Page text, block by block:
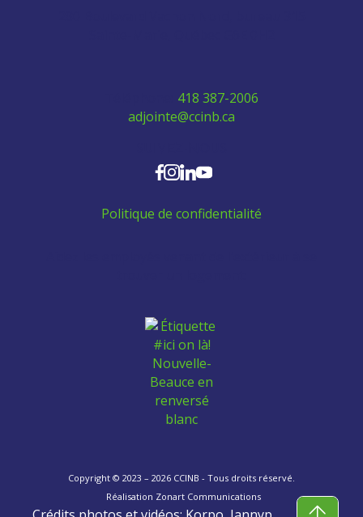
418 387-2006
adjointe@ccinb.ca
Politique de confidentialité
Copyright © 2023 – 2026 CCINB - Tous droits réservé.
Réalisation Zonart Communications